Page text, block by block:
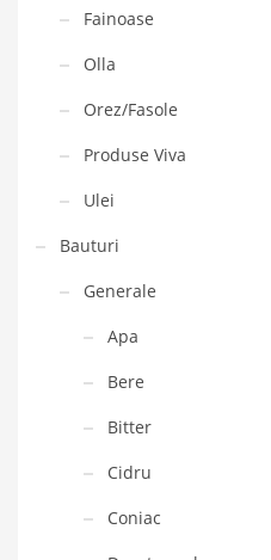
Fainoase
Olla
Orez/Fasole
Produse Viva
Ulei
Bauturi
Generale
Apa
Bere
Bitter
Cidru
Coniac